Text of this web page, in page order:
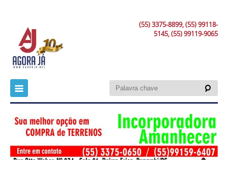
(55) 3375-8899, (55) 99118-
5145, (55) 99119-9065